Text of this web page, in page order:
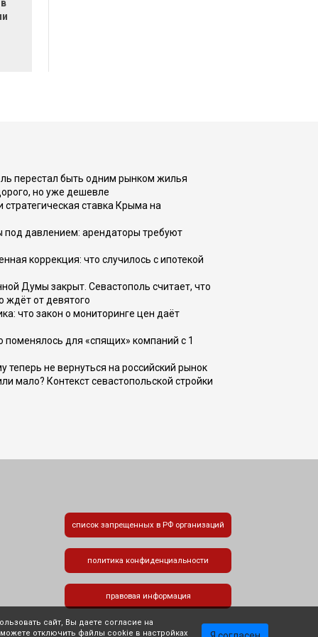
перестал быть одним рынком жилья
но уже дешевле
ставка Крыма на
под давлением: арендаторы требуют
коррекция: что случилось с ипотекой
Думы закрыт. Севастополь считает, что
ждёт от девятого
что закон о мониторинге цен даёт
для «спящих» компаний с 1
теперь не вернуться на российский рынок
мало? Контекст севастопольской стройки
список запрещенных в РФ организаций
политика конфиденциальности
правовая информация
сайт, Вы даете согласие на
отключить файлы cookie в настройках